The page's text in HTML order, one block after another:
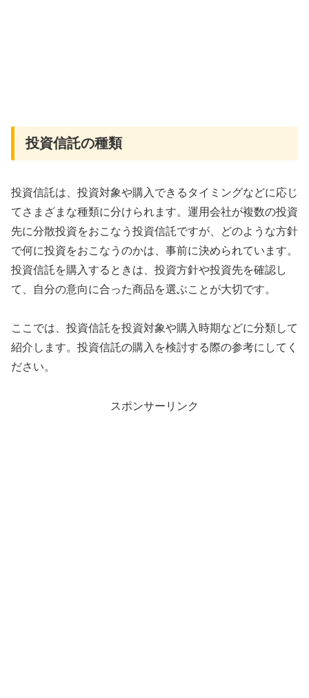
投資信託の種類
投資信託は、投資対象や購入できるタイミングなどに応じ
てさまざまな種類に分けられます。運用会社が複数の投資
先に分散投資をおこなう投資信託ですが、どのような方針
で何に投資をおこなうのかは、事前に決められています。
投資信託を購入するときは、投資方針や投資先を確認し
て、自分の意向に合った商品を選ぶことが大切です。
ここでは、投資信託を投資対象や購入時期などに分類して
紹介します。投資信託の購入を検討する際の参考にしてく
ださい。
スポンサーリンク